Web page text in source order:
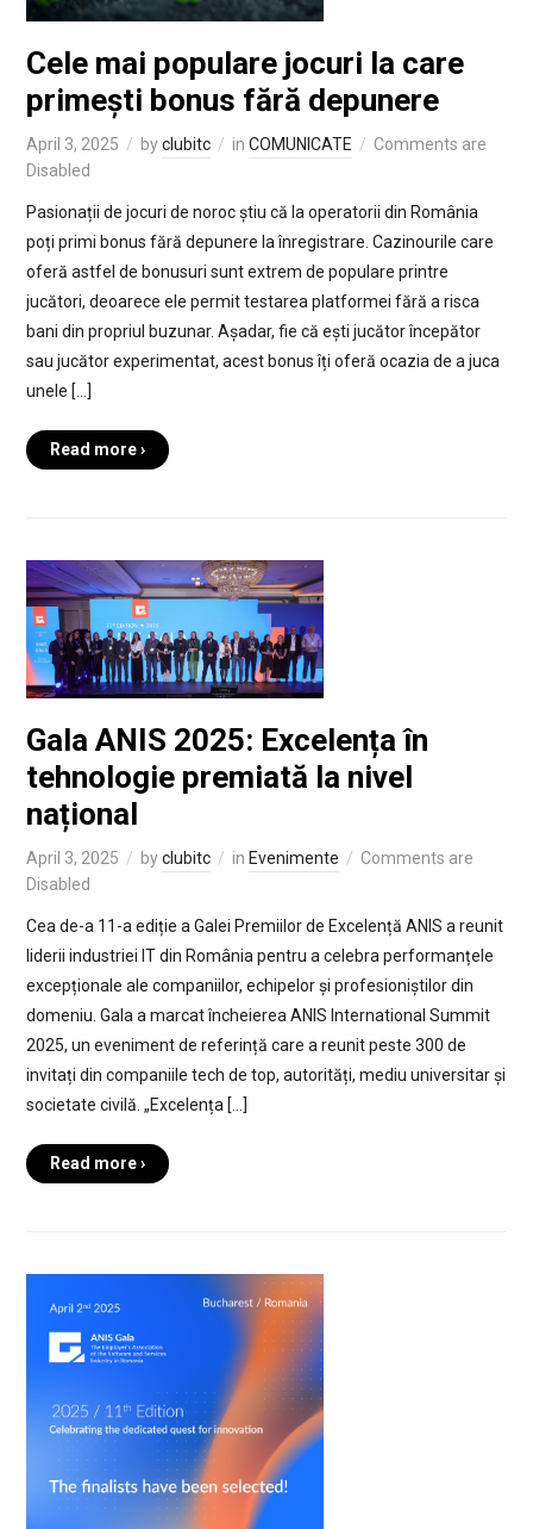
Cele mai populare jocuri la care
primești bonus fără depunere
April 3, 2025 byclubitc in COMUNICATE
Comments are
Disabled
Pasionații de jocuri de noroc știu că la operatorii din România
poți primi bonus fără depunere la înregistrare. Cazinourile care
oferă astfel de bonusuri sunt extrem de populare printre
jucători, deoarece ele permit testarea platformei fără a risca
bani din propriul buzunar. Așadar, fie că ești jucător începător
sau jucător experimentat, acest bonus îți oferă ocazia de a juca
unele […]
Read more ›
Gala ANIS 2025: Excelența în
tehnologie premiată la nivel
național
April 3, 2025 byclubitc in Evenimente
Comments are
Disabled
Cea de-a 11-a ediție a Galei Premiilor de Excelență ANIS a reunit
liderii industriei IT din România pentru a celebra performanțele
excepționale ale companiilor, echipelor și profesioniștilor din
domeniu. Gala a marcat încheierea ANIS International Summit
2025, un eveniment de referință care a reunit peste 300 de
invitați din companiile tech de top, autorități, mediu universitar și
societate civilă. „Excelența […]
Read more ›